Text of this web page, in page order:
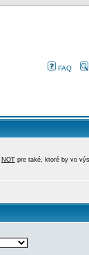
FAQ
NOT pre také, ktoré by vo